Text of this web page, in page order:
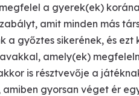
a gyerek(ek)
amit minden más
a győztes sikerének, és ezt
amely(ek)
is résztvevője a
gyorsan véget ér